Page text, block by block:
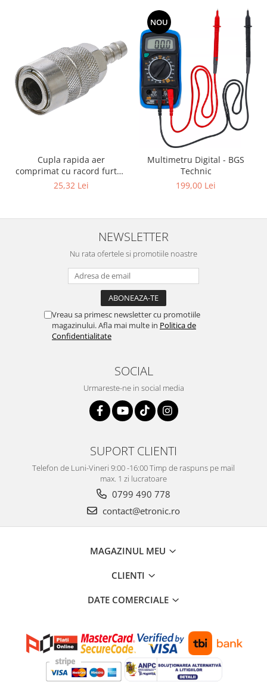
Cupla rapida aer
comprimat cu racord furtun
8 mm (5/16") | SUA / Franta
25,32 Lei
NOU
Multimetru Digital - BGS
Technic
199,00 Lei
NEWSLETTER
Nu rata ofertele si promotiile noastre
Vreau sa primesc newsletter cu promotiile
magazinului. Afla mai multe in Politica de
Confidentialitate
SOCIAL
Urmareste-ne in social media
SUPORT CLIENTI
Telefon de Luni-Vineri 9:00 -16:00 Timp de raspuns pe mail
max. 1 zi lucratoare
0799 490 778
contact@etronic.ro
MAGAZINUL MEU
CLIENTI
DATE COMERCIALE